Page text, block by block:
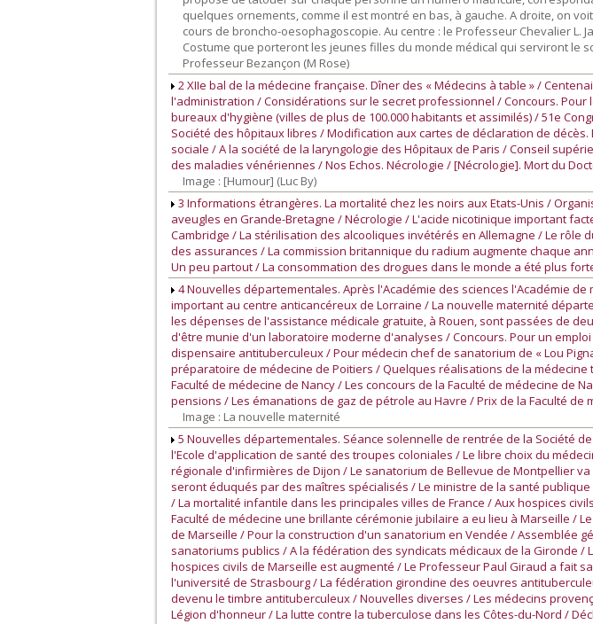
quelques ornements, comme il est montré en bas, à gauche. A droite, on
cours de broncho-oesophagoscopie. Au centre : le Professeur Chevalier L.
Costume que porteront les jeunes filles du monde médical qui serviront le
Professeur Bezançon (M Rose)
2 XIIe bal de la médecine française. Dîner des « Médecins à table » /
l'administration / Considérations sur le secret professionnel / Concours.
bureaux d'hygiène (villes de plus de 100.000 habitants et assimilés) / 51e
Société des hôpitaux libres / Modification aux cartes de déclaration de
sociale / A la société de la laryngologie des Hôpitaux de Paris / Conseil
des maladies vénériennes / Nos Echos. Nécrologie / [Nécrologie]. Mort du
Image : [Humour] (Luc By)
3 Informations étrangères. La mortalité chez les noirs aux Etats-Unis /
aveugles en Grande-Bretagne / Nécrologie / L'acide nicotinique important
Cambridge / La stérilisation des alcooliques invétérés en Allemagne / Le
des assurances / La commission britannique du radium augmente chaque
Un peu partout / La consommation des drogues dans le monde a été plus
4 Nouvelles départementales. Après l'Académie des sciences l'Académie
important au centre anticancéreux de Lorraine / La nouvelle maternité
les dépenses de l'assistance médicale gratuite, à Rouen, sont passées de
d'être munie d'un laboratoire moderne d'analyses / Concours. Pour un
dispensaire antituberculeux / Pour médecin chef de sanatorium de « Lou
préparatoire de médecine de Poitiers / Quelques réalisations de la
Faculté de médecine de Nancy / Les concours de la Faculté de médecine
pensions / Les émanations de gaz de pétrole au Havre / Prix de la Faculté de
Image : La nouvelle maternité
5 Nouvelles départementales. Séance solennelle de rentrée de la Société
l'Ecole d'application de santé des troupes coloniales / Le libre choix du
régionale d'infirmières de Dijon / Le sanatorium de Bellevue de Montpellier
seront éduqués par des maîtres spécialisés / Le ministre de la santé
/ La mortalité infantile dans les principales villes de France / Aux hospices
Faculté de médecine une brillante cérémonie jubilaire a eu lieu à Marseille /
de Marseille / Pour la construction d'un sanatorium en Vendée / Assemblée
sanatoriums publics / A la fédération des syndicats médicaux de la Gironde
hospices civils de Marseille est augmenté / Le Professeur Paul Giraud a fait
l'université de Strasbourg / La fédération girondine des oeuvres
devenu le timbre antituberculeux / Nouvelles diverses / Les médecins
Légion d'honneur / La lutte contre la tuberculose dans les Côtes-du-Nord /